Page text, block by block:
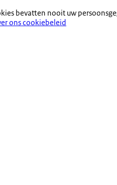
bevatten nooit uw
ons cookiebeleid